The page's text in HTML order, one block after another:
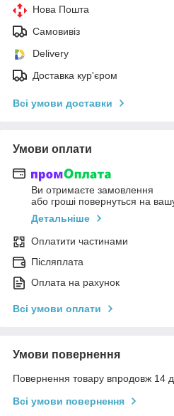
Нова Пошта
Самовивіз
Delivery
Доставка кур'єром
Всі умови доставки
Умови оплати
Ви отримаєте замовлення
або гроші повернуться на
Детальніше
Оплатити частинами
Післяплата
Оплата на рахунок
Всі умови оплати
Умови повернення
Повернення товару впродовж 14
Всі умови повернення